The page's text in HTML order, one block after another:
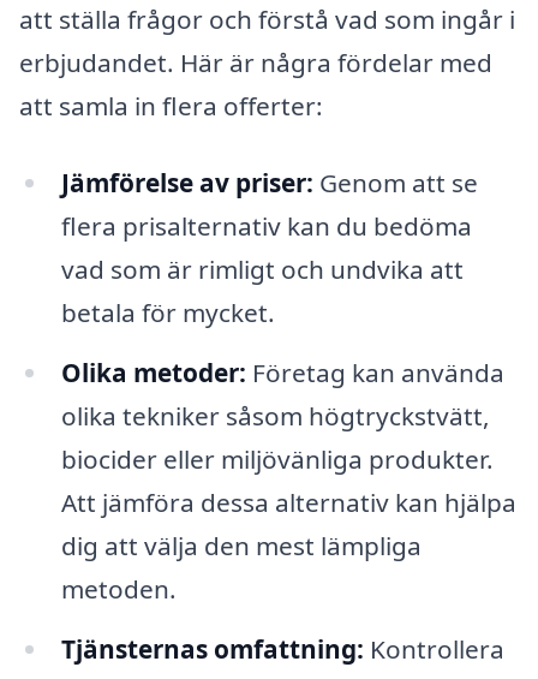
att ställa frågor och förstå vad som ingår i
erbjudandet. Här är några fördelar med
att samla in flera offerter:
Jämförelse av priser: Genom att se
flera prisalternativ kan du bedöma
vad som är rimligt och undvika att
betala för mycket.
Olika metoder: Företag kan använda
olika tekniker såsom högtryckstvätt,
biocider eller miljövänliga produkter.
Att jämföra dessa alternativ kan hjälpa
dig att välja den mest lämpliga
metoden.
Tjänsternas omfattning: Kontrollera